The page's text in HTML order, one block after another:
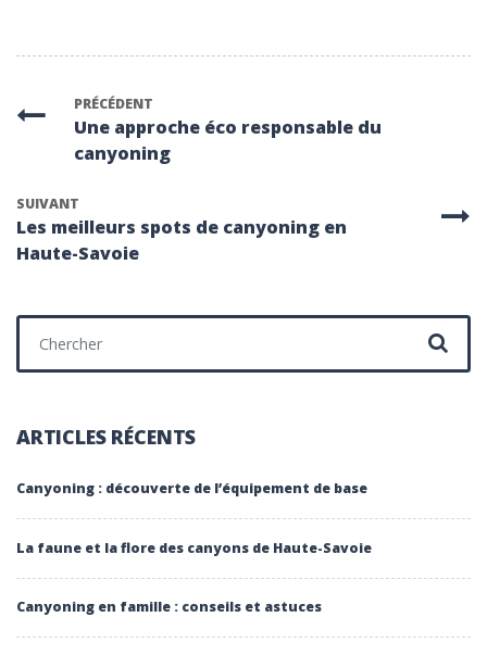
PRÉCÉDENT
Une approche éco responsable du
canyoning
SUIVANT
Les meilleurs spots de canyoning en
Haute-Savoie
ARTICLES RÉCENTS
Canyoning : découverte de l’équipement de base
La faune et la flore des canyons de Haute-Savoie
Canyoning en famille : conseils et astuces